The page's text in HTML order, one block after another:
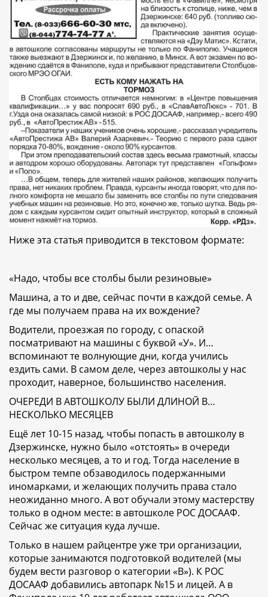
Ниже эта статья приводится в текстовом формате:
«Надо, чтобы все столбы были резиновые»
Машина, а то и две, сейчас почти в каждой семье. А
где мы получаем права на их вождение?
Водители, проезжая по городу, с опаской
посматривают на машины с буквой «У». И…
вспоминают те волнующие дни, когда учились
ездить сами. В самом деле, через автошколы у нас
проходит, наверное, большинство населения.
ОЧЕРЕДИ В АВТОШКОЛУ БЫЛИ ДЛИНОЙ В…
НЕСКОЛЬКО МЕСЯЦЕВ
Ещё лет 10-15 назад, чтобы попасть в автошколу в
Дзержинске, нужно было «отстоять» в очереди
несколько месяцев, а то и год. Тогда население в
быстром темпе обзаводилось подержанными
иномарками, и желающих получить права стало
неожиданно много. А вот обучали этому мастерству
только в одном месте: в автошколе РОС ДОСААФ.
Сейчас же ситуация куда лучше.
Только в нашем райцентре уже три организации,
которые занимаются подготовкой водителей (мы
будем вести разговор о категории «В»). К РОС
ДОСААФ добавились автопарк №15 и лицей. А в